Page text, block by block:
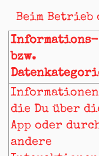
Beim Betrieb
Informations-
bzw.
die Du über
App oder
andere